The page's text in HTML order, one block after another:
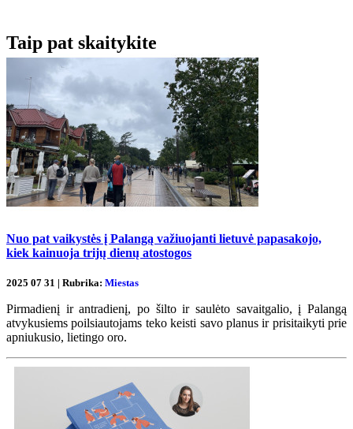
Taip pat skaitykite
Nuo pat vaikystės į Palangą važiuojanti lietuvė papasakojo,
kiek kainuoja trijų dienų atostogos
2025 07 31 | Rubrika: Miestas
Pirmadienį ir antradienį, po šilto ir saulėto savaitgalio, į Palangą
atvykusiems poilsiautojams teko keisti savo planus ir prisitaikyti prie
apniukusio, lietingo oro.